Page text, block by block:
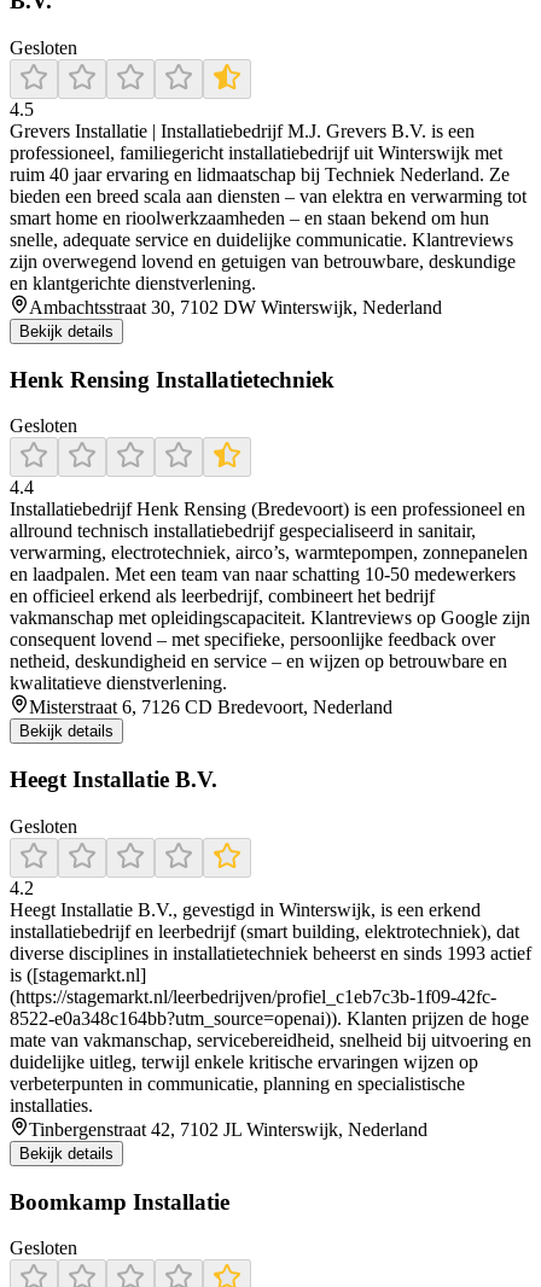
Gesloten
4.5
Grevers Installatie | Installatiebedrijf M.J. Grevers B.V. is een
professioneel, familiegericht installatiebedrijf uit Winterswijk met
ruim 40 jaar ervaring en lidmaatschap bij Techniek Nederland. Ze
bieden een breed scala aan diensten – van elektra en verwarming tot
smart home en rioolwerkzaamheden – en staan bekend om hun
snelle, adequate service en duidelijke communicatie. Klantreviews
zijn overwegend lovend en getuigen van betrouwbare, deskundige
en klantgerichte dienstverlening.
Ambachtsstraat 30, 7102 DW Winterswijk, Nederland
Bekijk details
Henk Rensing Installatietechniek
Gesloten
4.4
Installatiebedrijf Henk Rensing (Bredevoort) is een professioneel en
allround technisch installatiebedrijf gespecialiseerd in sanitair,
verwarming, electrotechniek, airco’s, warmtepompen, zonnepanelen
en laadpalen. Met een team van naar schatting 10‑50 medewerkers
en officieel erkend als leerbedrijf, combineert het bedrijf
vakmanschap met opleidingscapaciteit. Klantreviews op Google zijn
consequent lovend – met specifieke, persoonlijke feedback over
netheid, deskundigheid en service – en wijzen op betrouwbare en
kwalitatieve dienstverlening.
Misterstraat 6, 7126 CD Bredevoort, Nederland
Bekijk details
Heegt Installatie B.V.
Gesloten
4.2
Heegt Installatie B.V., gevestigd in Winterswijk, is een erkend
installatiebedrijf en leerbedrijf (smart building, elektrotechniek), dat
diverse disciplines in installatietechniek beheerst en sinds 1993 actief
is ([stagemarkt.nl]
(https://stagemarkt.nl/leerbedrijven/profiel_c1eb7c3b-1f09-42fc-
8522-e0a348c164bb?utm_source=openai)). Klanten prijzen de hoge
mate van vakmanschap, servicebereidheid, snelheid bij uitvoering en
duidelijke uitleg, terwijl enkele kritische ervaringen wijzen op
verbeterpunten in communicatie, planning en specialistische
installaties.
Tinbergenstraat 42, 7102 JL Winterswijk, Nederland
Bekijk details
Boomkamp Installatie
Gesloten